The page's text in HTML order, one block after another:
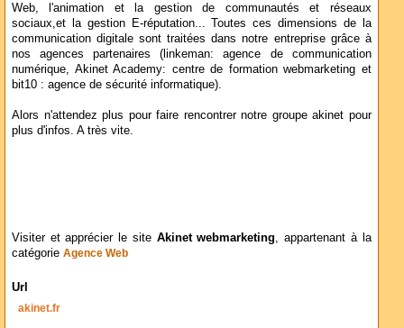
Web, l'animation et la gestion de communautés et réseaux
sociaux,et la gestion E-réputation... Toutes ces dimensions de la
communication digitale sont traitées dans notre entreprise grâce à
nos agences partenaires (linkeman: agence de communication
numérique, Akinet Academy: centre de formation webmarketing et
bit10 : agence de sécurité informatique).
Alors n'attendez plus pour faire rencontrer notre groupe akinet pour
plus d'infos. A très vite.
Visiter et apprécier le site Akinet webmarketing, appartenant à la
catégorie Agence Web
Url
akinet.fr